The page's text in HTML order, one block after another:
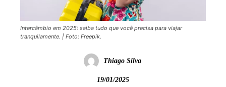
Intercâmbio em 2025: saiba tudo que você precisa para viajar
tranquilamente. | Foto: Freepik.
Thiago Silva
19/01/2025